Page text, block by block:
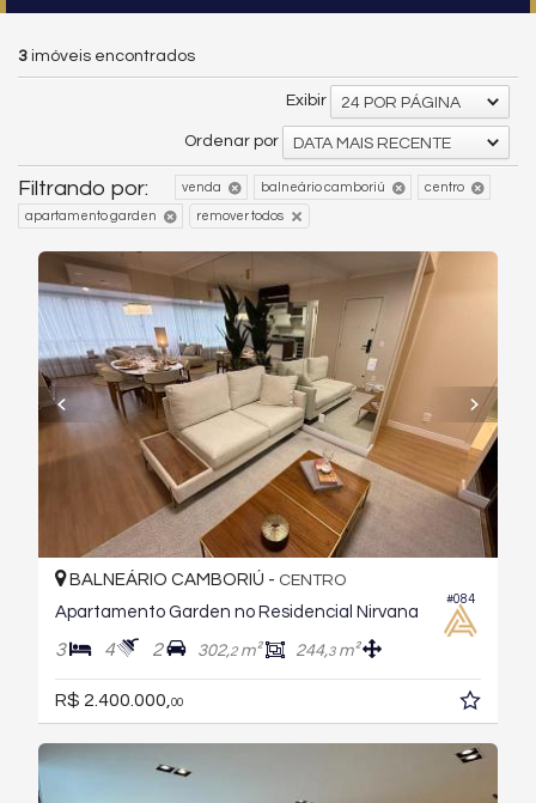
3 imóveis encontrados
Exibir 24 POR PÁGINA
Ordenar por DATA MAIS RECENTE
Filtrando por: venda balneário camboriú centro
apartamento garden remover todos
#084
BALNEÁRIO CAMBORIÚ - CENTRO
Apartamento Garden no Residencial Nirvana
3 4 2 302,2m² 244,3m²
R$ 2.400.000, 00